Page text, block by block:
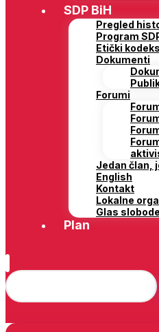
SDP BiH
Pregled
Program
Etički kodeks
Dokumenti
Forumi
Jedan član,
English
Kontakt
Lokalne
Glas slobode
Plan